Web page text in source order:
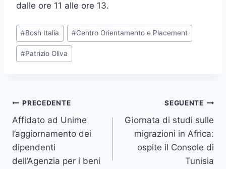
dalle ore 11 alle ore 13.
Tag
articolo:
#Bosh Italia #Centro Orientamento e Placement
#Patrizio Oliva
Navigazione
articoli
PRECEDENTE
Affidato ad Unime
l’aggiornamento dei
dipendenti
dell’Agenzia per i beni
SEGUENTE
Giornata di studi sulle
migrazioni in Africa:
ospite il Console di
Tunisia